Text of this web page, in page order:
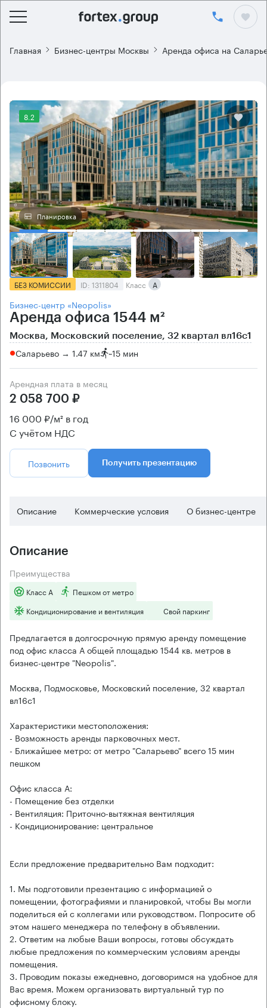
Главная Бизнес-центры Москвы Аренда офиса на
8.2
Планировка
БЕЗ КОМИССИИ ID: 1311804 Класс А
Бизнес-центр «Neopolis»
Аренда офиса 1544 м²
Москва, Московский поселение, 32 квартал вл16с1
Саларьево → 1.47 км ~15 мин
Арендная плата в месяц
2 058 700 ₽
16 000 ₽/м² в год
С учётом НДС
Позвонить Получить презентацию
Описание Коммерческие условия О бизнес-центре
Описание
Преимущества
Класс А
Пешком от метро
Кондиционирование и вентиляция
Свой паркинг
Предлагается в долгосрочную прямую аренду помещение
под офис класса А общей площадью 1544 кв. метров в
бизнес-центре "Neopolis".
Москва, Подмосковье, Московский поселение, 32 квартал
вл16с1
Характеристики местоположения:
- Возможность аренды парковочных мест.
- Ближайшее метро: от метро "Саларьево" всего 15 мин
пешком
Офис класса А:
- Помещение без отделки
- Вентиляция: Приточно-вытяжная вентиляция
- Кондиционирование: центральное
Если предложение предварительно Вам подходит:
1. Мы подготовили презентацию с информацией о
помещении, фотографиями и планировкой, чтобы Вы могли
поделиться ей с коллегами или руководством. Попросите об
этом нашего менеджера по телефону в объявлении.
2. Ответим на любые Ваши вопросы, готовы обсуждать
любые предложения по коммерческим условиям аренды
помещения.
3. Проводим показы ежедневно, договоримся на удобное для
Вас время. Можем организовать виртуальный тур по
офисному блоку.